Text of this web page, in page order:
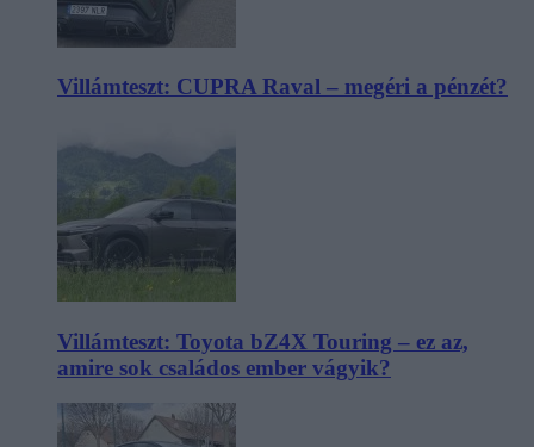
Villámteszt: CUPRA Raval – megéri a pénzét?
Villámteszt: Toyota bZ4X Touring – ez az,
amire sok családos ember vágyik?